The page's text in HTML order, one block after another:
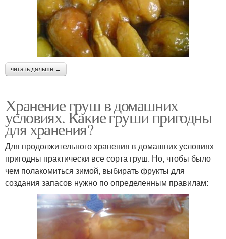
читать дальше →
Хранение груш в домашних
условиях. Какие груши пригодны
для хранения?
Для продолжительного хранения в домашних условиях
пригодны практически все сорта груш. Но, чтобы было
чем полакомиться зимой, выбирать фрукты для
создания запасов нужно по определенным правилам: